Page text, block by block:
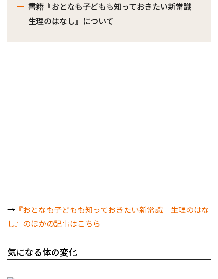
書籍『おとなも子どもも知っておきたい新常識
生理のはなし』について
→ 『おとなも子どもも知っておきたい新常識 生理のはな
し』のほかの記事はこちら
気になる体の変化